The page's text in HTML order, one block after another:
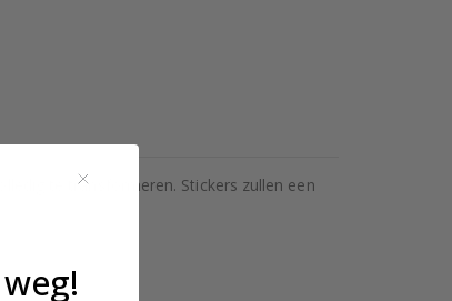
te transformeren. Stickers zullen een